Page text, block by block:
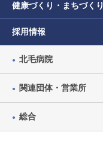
健康づくり・まちづくり
採用情報
北毛病院
関連団体・営業所
総合